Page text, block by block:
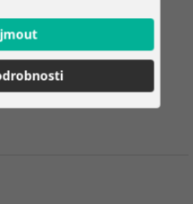
zákazníků již zakoupilo